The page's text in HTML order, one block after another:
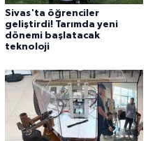
Sivas'ta öğrenciler
geliştirdi! Tarımda yeni
dönemi başlatacak
teknoloji